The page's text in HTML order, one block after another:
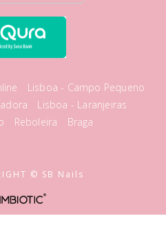
Lisboa - Campo Pequeno
Lisboa - Laranjeiras
Reboleira Braga
© SB Nails